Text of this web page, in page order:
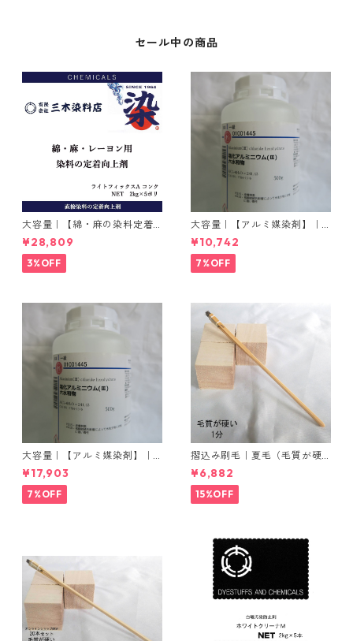
セール中の商品
大容量｜【綿・麻の染料定着
向上剤】｜2kg×5本｜ライト
フィックスAコンク
¥28,809
3%OFF
大容量｜【アルミ媒染剤】｜5
00g−3本入り｜塩化アルミニ
ウム
¥10,742
7%OFF
大容量｜【アルミ媒染剤】｜5
00g−5本入り｜塩化アルミニ
ウム
¥17,903
7%OFF
摺込み刷毛｜夏毛（毛質が硬
い）1分｜16本入り＊1セット
¥6,882
15%OFF